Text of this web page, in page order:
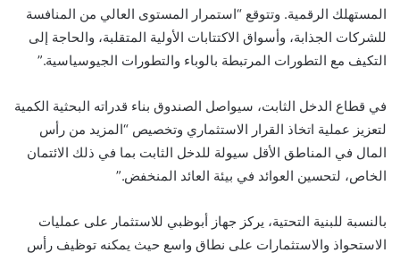
المستهلك الرقمية. وتتوقع “استمرار المستوى العالي من المنافسة
للشركات الجذابة، وأسواق الاكتتابات الأولية المتقلبة، والحاجة إلى
التكيف مع التطورات المرتبطة بالوباء والتطورات الجيوسياسية.”
في قطاع الدخل الثابت، سيواصل الصندوق بناء قدراته البحثية الكمية
لتعزيز عملية اتخاذ القرار الاستثماري وتخصيص “المزيد من رأس
المال في المناطق الأقل سيولة للدخل الثابت بما في ذلك الائتمان
الخاص، لتحسين العوائد في بيئة العائد المنخفض.”
بالنسبة للبنية التحتية، يركز جهاز أبوظبي للاستثمار على عمليات
الاستحواذ والاستثمارات على نطاق واسع حيث يمكنه توظيف رأس